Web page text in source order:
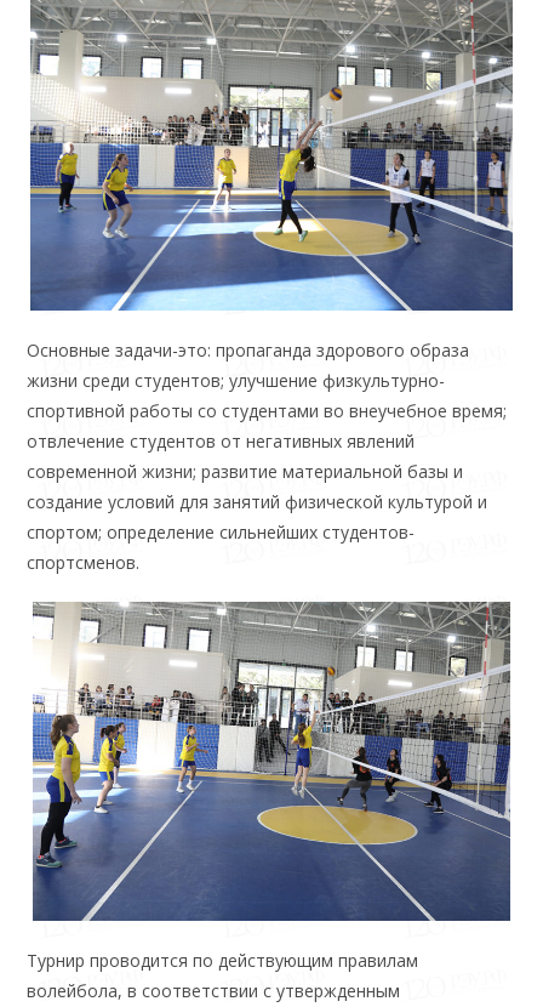
Основные задачи-это: пропаганда здорового образа
жизни среди студентов; улучшение физкультурно-
спортивной работы со студентами во внеучебное время;
отвлечение студентов от негативных явлений
современной жизни; развитие материальной базы и
создание условий для занятий физической культурой и
спортом; определение сильнейших студентов-
спортсменов.
Турнир проводится по действующим правилам
волейбола, в соответствии с утвержденным